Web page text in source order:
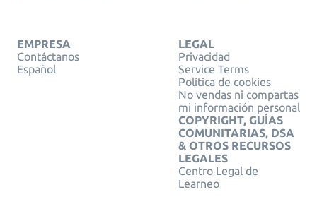
EMPRESA
Contáctanos
Español
LEGAL
Privacidad
Service Terms
Política de cookies
No vendas ni compartas
mi información personal
COPYRIGHT, GUÍAS
COMUNITARIAS, DSA
& OTROS RECURSOS
LEGALES
Centro Legal de
Learneo